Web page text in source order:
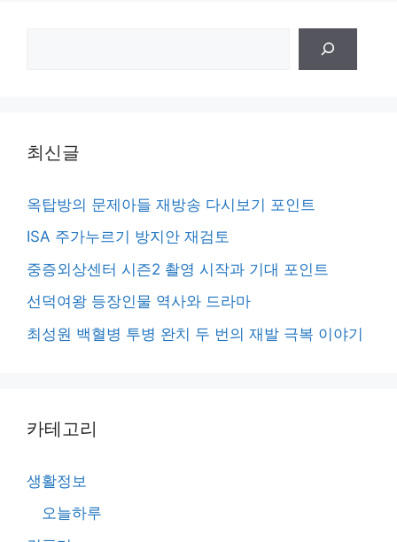
최신글
옥탑방의 문제아들 재방송 다시보기 포인트
ISA 주가누르기 방지안 재검토
중증외상센터 시즌2 촬영 시작과 기대 포인트
선덕여왕 등장인물 역사와 드라마
최성원 백혈병 투병 완치 두 번의 재발 극복 이야기
카테고리
생활정보
오늘하루